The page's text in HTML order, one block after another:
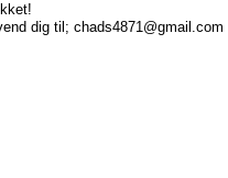
dig til; chads4871@gmail.com